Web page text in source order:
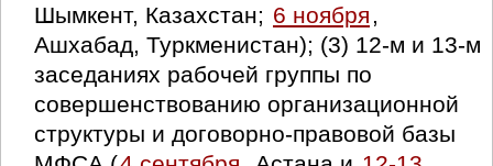
Шымкент, Казахстан; 6 ноября ,
Ашхабад, Туркменистан); (3) 12-м и 13-м
заседаниях рабочей группы по
совершенствованию организационной
структуры и договорно-правовой базы